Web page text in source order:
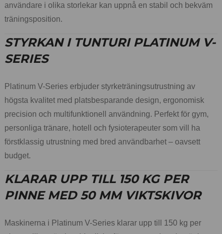
användare i olika storlekar kan uppnå en stabil och bekväm
träningsposition.
STYRKAN I TUNTURI PLATINUM V-
SERIES
Platinum V-Series erbjuder styrketräningsutrustning av
högsta kvalitet med platsbesparande design, ergonomisk
precision och multifunktionell användning. Perfekt för gym,
personliga tränare, hotell och fysioterapeuter som vill ha
förstklassig utrustning med bred användbarhet – oavsett
budget.
KLARAR UPP TILL 150 KG PER
PINNE MED 50 MM VIKTSKIVOR
Maskinerna i Platinum V-Series klarar upp till 150 kg per